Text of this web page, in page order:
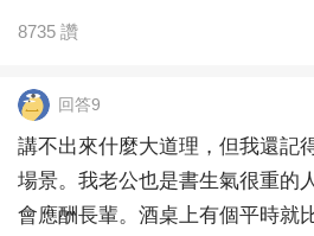
書生氣的一個人。
8735 讚
回答9
講不出來什麼大道理，但我還記
場景。我老公也是書生氣很重的
會應酬長輩。酒桌上有個平時就